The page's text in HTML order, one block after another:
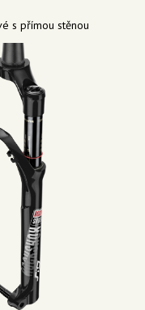
s přímou stěnou